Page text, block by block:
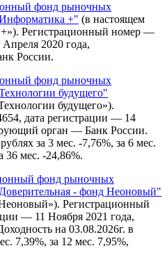
фонд рыночных
+" (в настоящем
Регистрационный номер —
2020 года,
России.
фонд рыночных
будущего"
будущего»).
дата регистрации — 14
орган — Банк России.
за 3 мес. -7,76%, за 6 мес.
36 мес. -24,86%.
фонд рыночных
- фонд Неоновый"
Регистрационный
— 11 Ноября 2021 года,
на 03.08.2026г. в
7,39%, за 12 мес. 7,95%,